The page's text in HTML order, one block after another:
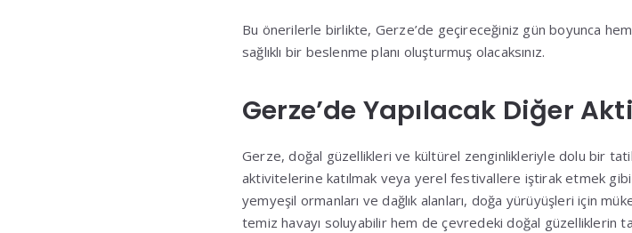
Bu önerilerle birlikte, Gerze’de geçireceğiniz gün boyunca
sağlıklı bir beslenme planı oluşturmuş olacaksınız.
Gerze’de Yapılacak Diğer
Gerze, doğal güzellikleri ve kültürel zenginlikleriyle dolu bir
aktivitelerine katılmak veya yerel festivallere iştirak etmek
yemyeşil ormanları ve dağlık alanları, doğa yürüyüşleri için
temiz havayı soluyabilir hem de çevredeki doğal güzelliklerin